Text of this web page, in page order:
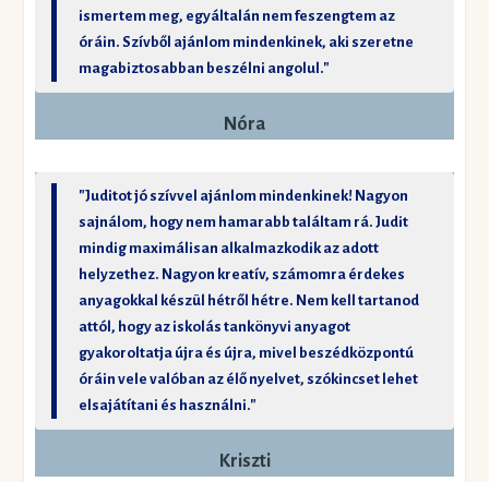
ismertem meg, egyáltalán nem feszengtem az
óráin. Szívből ajánlom mindenkinek, aki szeretne
magabiztosabban beszélni angolul."
Nóra
"Juditot jó szívvel ajánlom mindenkinek! Nagyon
sajnálom, hogy nem hamarabb találtam rá. Judit
mindig maximálisan alkalmazkodik az adott
helyzethez. Nagyon kreatív, számomra érdekes
anyagokkal készül hétről hétre. Nem kell tartanod
attól, hogy az iskolás tankönyvi anyagot
gyakoroltatja újra és újra, mivel beszédközpontú
óráin vele valóban az élő nyelvet, szókincset lehet
elsajátítani és használni."
Kriszti